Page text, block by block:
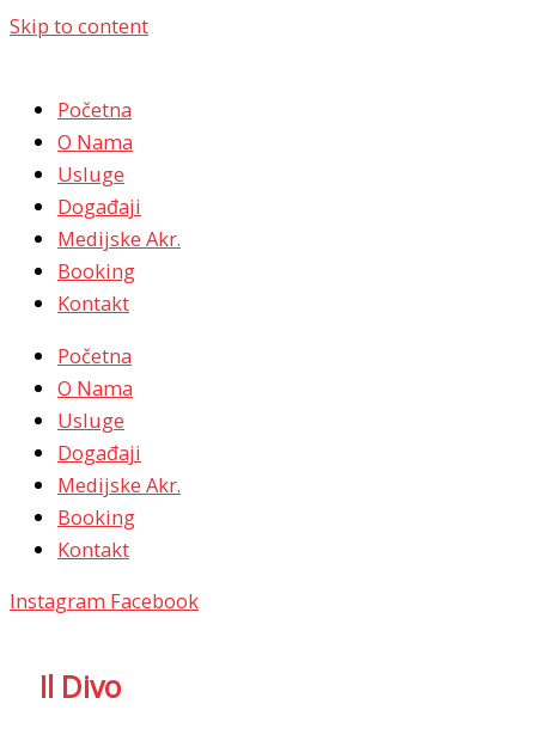
Skip to content
Početna
O Nama
Usluge
Događaji
Medijske Akr.
Booking
Kontakt
Početna
O Nama
Usluge
Događaji
Medijske Akr.
Booking
Kontakt
Instagram Facebook
Il Divo